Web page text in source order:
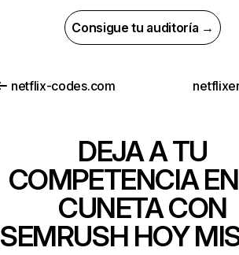
Consigue tu auditoría →
netflix-codes.com
DEJA A TU
COMPETENCIA
CUNETA CON
SEMRUSH HOY